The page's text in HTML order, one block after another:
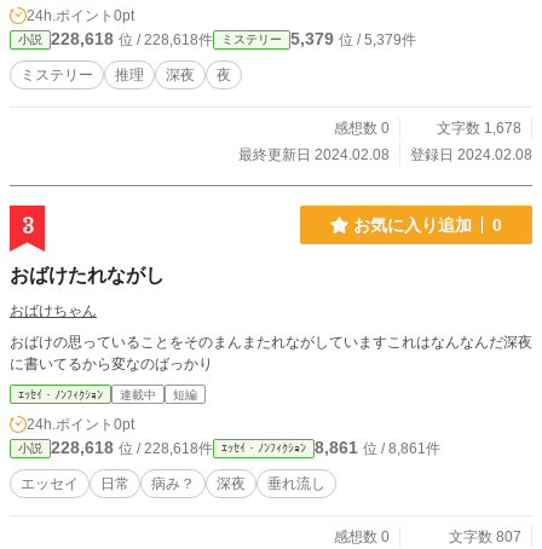
24h.ポイント 0pt
小説 228,618 位 / 228,618件 ミステリー 5,379 位 / 5,379件
ミステリー 推理 深夜 夜
感想数 0
文字数 1,678
最終更新日 2024.02.08
登録日 2024.02.08
3 お気に入り追加 0
おばけたれながし
おばけちゃん
おばけの思っていることをそのまんまたれながしていますこれはなんなんだ深夜
に書いてるから変なのばっかり
ｴｯｾｲ・ﾉﾝﾌｨｸｼｮﾝ 連載中 短編
24h.ポイント 0pt
小説 228,618 位 / 228,618件 ｴｯｾｲ・ﾉﾝﾌｨｸｼｮﾝ 8,861 位 / 8,861件
エッセイ 日常 病み？ 深夜 垂れ流し
感想数 0
文字数 807